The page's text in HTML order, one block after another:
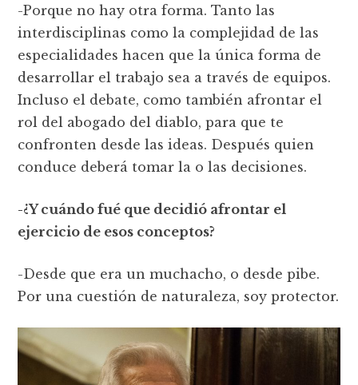
-Porque no hay otra forma. Tanto las
interdisciplinas como la complejidad de las
especialidades hacen que la única forma de
desarrollar el trabajo sea a través de equipos.
Incluso el debate, como también afrontar el
rol del abogado del diablo, para que te
confronten desde las ideas. Después quien
conduce deberá tomar la o las decisiones.
-¿Y cuándo fué que decidió afrontar el
ejercicio de esos conceptos?
-Desde que era un muchacho, o desde pibe.
Por una cuestión de naturaleza, soy protector.